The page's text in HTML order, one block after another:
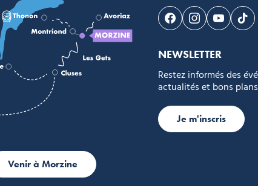
Venir à Morzine
Suivez-nous sur
Suivez-nous
Suivez-
NEWSLETTER
Restez informés des
actualités et bons
Je m'inscris